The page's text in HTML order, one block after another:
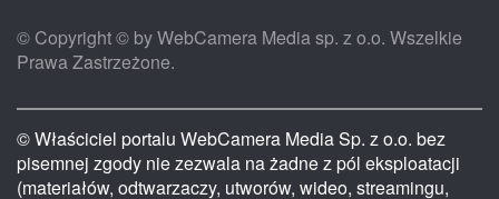
© Copyright © by WebCamera Media sp. z o.o. Wszelkie
Prawa Zastrzeżone.
© Właściciel portalu WebCamera Media Sp. z o.o. bez
pisemnej zgody nie zezwala na żadne z pól eksploatacji
(materiałów, odtwarzaczy, utworów, wideo, streamingu,